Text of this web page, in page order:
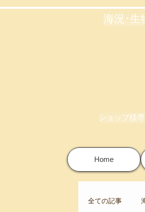
海況･生
ショップ様
Home
全ての記事